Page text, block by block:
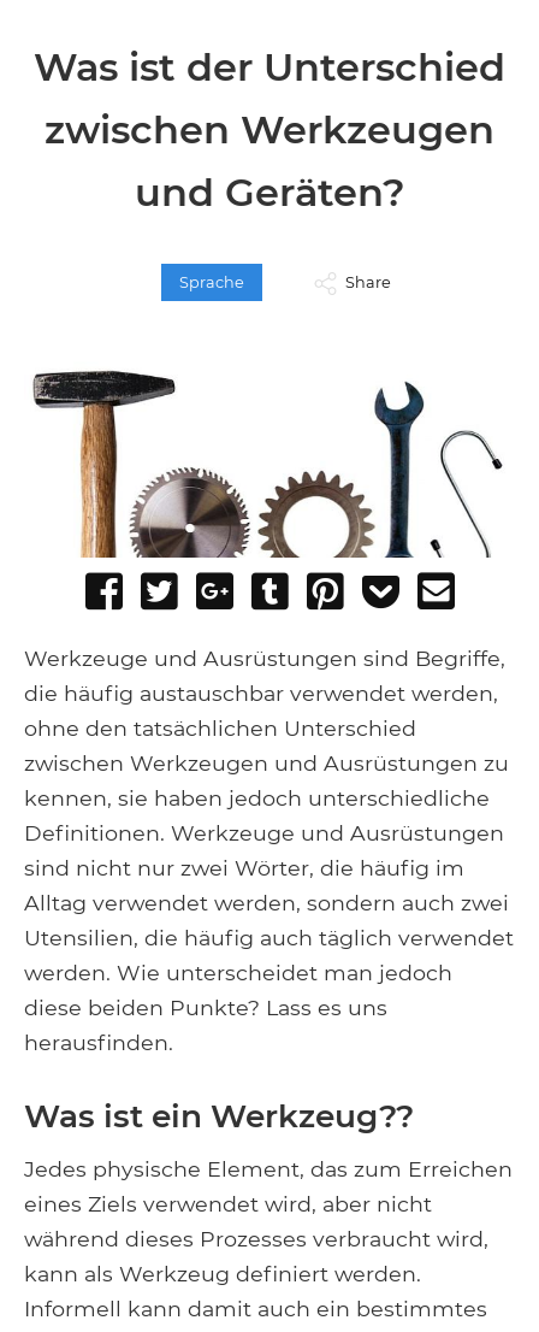
Was ist der Unterschied
zwischen Werkzeugen
und Geräten?
Sprache Share
Share
Facebook
Tweet
Share
Google+
Post
Tumblr
Pin
Add
Pocket
Werkzeuge und Ausrüstungen sind Begriffe,
die häufig austauschbar verwendet werden,
ohne den tatsächlichen Unterschied
zwischen Werkzeugen und Ausrüstungen zu
kennen, sie haben jedoch unterschiedliche
Definitionen. Werkzeuge und Ausrüstungen
sind nicht nur zwei Wörter, die häufig im
Alltag verwendet werden, sondern auch zwei
Utensilien, die häufig auch täglich verwendet
werden. Wie unterscheidet man jedoch
diese beiden Punkte? Lass es uns
herausfinden.
Was ist ein Werkzeug??
Jedes physische Element, das zum Erreichen
eines Ziels verwendet wird, aber nicht
während dieses Prozesses verbraucht wird,
kann als Werkzeug definiert werden.
Informell kann damit auch ein bestimmtes